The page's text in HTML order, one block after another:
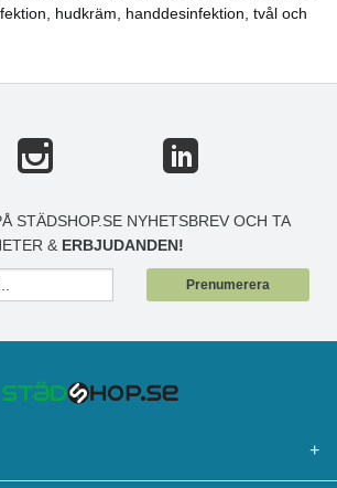
hudkräm, handdesinfektion, tvål och
STÄDSHOP.SE NYHETSBREV OCH TA
& ERBJUDANDEN!
Prenumerera
+